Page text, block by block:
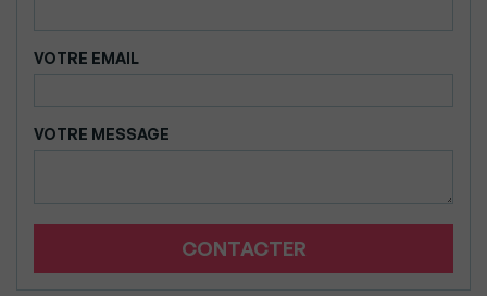
VOTRE EMAIL
VOTRE MESSAGE
CONTACTER